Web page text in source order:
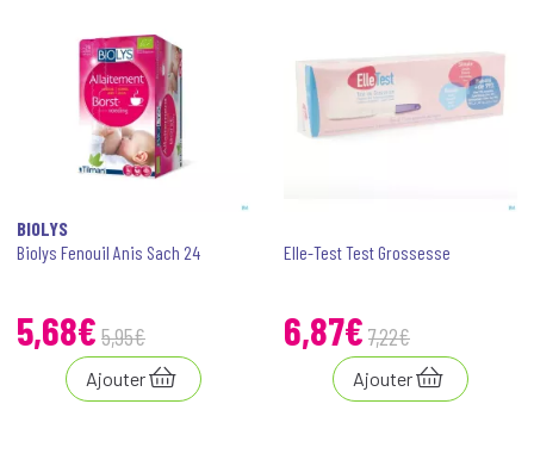
BIOLYS
Biolys Fenouil Anis Sach 24
5,68€ 5,95€
Ajouter
Elle-Test Test Grossesse
6,87€ 7,22€
Ajouter